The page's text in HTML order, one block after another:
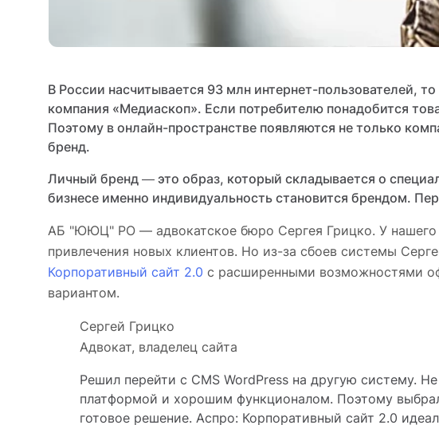
В России насчитывается 93 млн интернет-пользователей,
компания «Медиаскоп». Если потребителю понадобится
Поэтому в онлайн-пространстве появляются не только
бренд.
Личный бренд ― это образ, который складывается о
бизнесе именно индивидуальность становится брендом.
АБ "ЮЮЦ" РО — адвокатское бюро Сергея Грицко. У нашего
привлечения новых клиентов. Но из-за сбоев системы
Корпоративный сайт 2.0 с расширенными возможностями
вариантом.
Сергей Грицко
Адвокат, владелец сайта
Решил перейти с CMS WordPress на другую систему.
платформой и хорошим функционалом. Поэтому
готовое решение. Аспро: Корпоративный сайт 2.0